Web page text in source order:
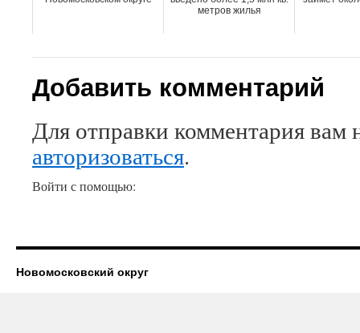
метров жилья
Добавить комментарий
Для отправки комментария вам
авторизоваться.
Войти с помощью:
Новомосковский округ